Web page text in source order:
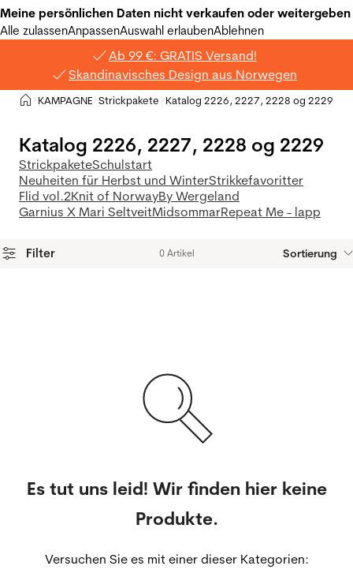
Meine persönlichen Daten nicht verkaufen oder weitergeben
Alle zulassenAnpassenAuswahl erlaubenAblehnen
Ab 99 €: GRATIS Versand!
Skandinavisches Design aus Norwegen
Privat
>KAMPAGNE >Strickpakete >Katalog 2226, 2227, 2228 og 2229
Katalog 2226, 2227, 2228 og 2229
StrickpaketeSchulstart
Neuheiten für Herbst und WinterStrikkefavoritter
Flid vol.2Knit of NorwayBy Wergeland
Garnius X Mari SeltveitMidsommarRepeat Me - lapp
Filter 0 Artikel Sortierung
Es tut uns leid! Wir finden hier keine
Produkte.
Versuchen Sie es mit einer dieser Kategorien: